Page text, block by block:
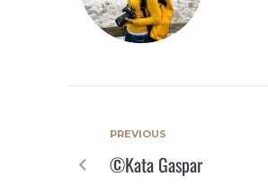
PREVIOUS
©Kata Gaspar